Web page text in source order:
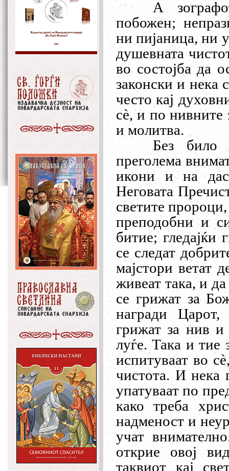
А
побожен;
ни пијаница, ни
душевната
во состојба да
законски и нека
често кај
сè, и по нивните
и молитва.
Без било
преголема
икони и на
Неговата
светите
преподобни и
битие; гледајќи
се следат
мајстори ветат
живеат така, и
се грижат за
награди Царот,
грижат за нив и
луѓе. Така и тие
испитуваат во сè
чистота. И нека
упатуваат по
како треба
надменост и
учат
открие овој
таквиот кај